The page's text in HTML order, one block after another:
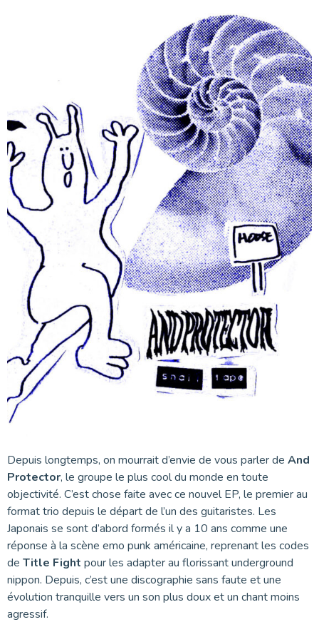
Depuis longtemps, on mourrait d’envie de vous parler de And
Protector, le groupe le plus cool du monde en toute
objectivité. C’est chose faite avec ce nouvel EP, le premier au
format trio depuis le départ de l’un des guitaristes. Les
Japonais se sont d’abord formés il y a 10 ans comme une
réponse à la scène emo punk américaine, reprenant les codes
de Title Fight pour les adapter au florissant underground
nippon. Depuis, c’est une discographie sans faute et une
évolution tranquille vers un son plus doux et un chant moins
agressif.